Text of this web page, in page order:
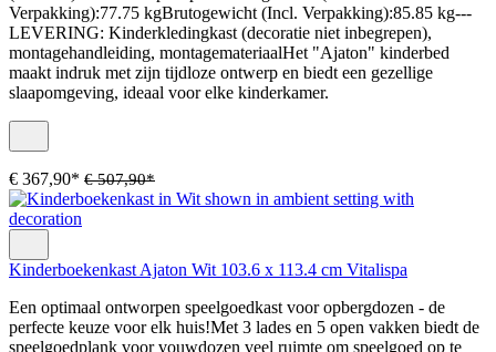
Verpakking):77.75 kgBrutogewicht (Incl. Verpakking):85.85 kg---
LEVERING: Kinderkledingkast (decoratie niet inbegrepen),
montagehandleiding, montagemateriaalHet "Ajaton" kinderbed
maakt indruk met zijn tijdloze ontwerp en biedt een gezellige
slaapomgeving, ideaal voor elke kinderkamer.
€ 367,90* € 507,90*
Kinderboekenkast Ajaton Wit 103.6 x 113.4 cm Vitalispa
Een optimaal ontworpen speelgoedkast voor opbergdozen - de
perfecte keuze voor elk huis!Met 3 lades en 5 open vakken biedt de
speelgoedplank voor vouwdozen veel ruimte om speelgoed op te